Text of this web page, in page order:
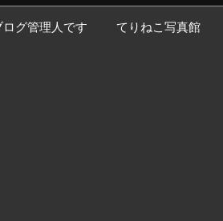
グ管理人です てりねこ写真館